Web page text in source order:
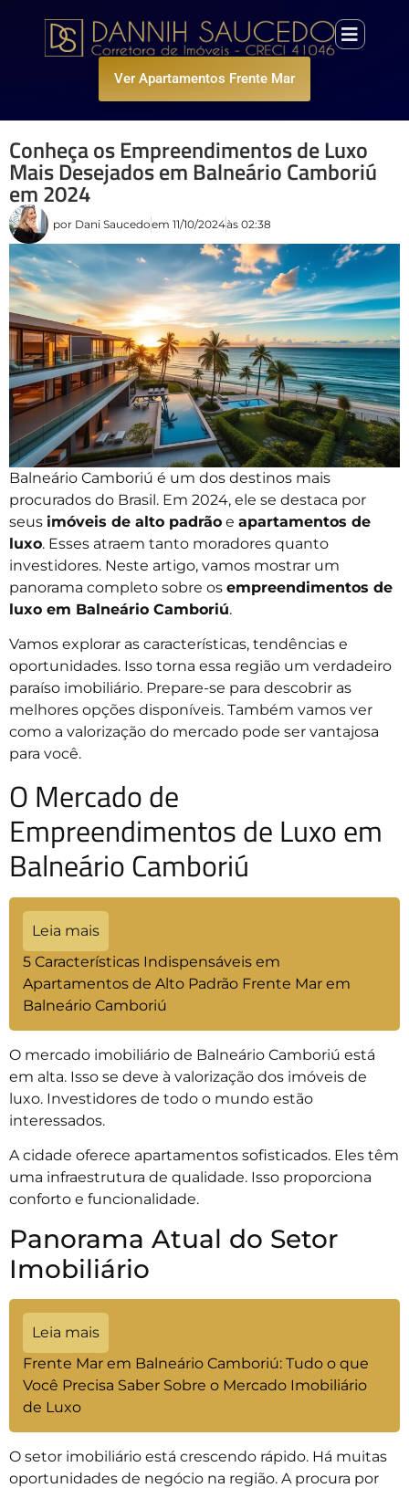
Ver Apartamentos Frente Mar
Conheça os Empreendimentos de Luxo
Mais Desejados em Balneário Camboriú
em 2024
por Dani Saucedoem 11/10/2024às 02:38
Balneário Camboriú é um dos destinos mais
procurados do Brasil. Em 2024, ele se destaca por
seus imóveis de alto padrão e apartamentos de
luxo. Esses atraem tanto moradores quanto
investidores. Neste artigo, vamos mostrar um
panorama completo sobre os empreendimentos de
luxo em Balneário Camboriú.
Vamos explorar as características, tendências e
oportunidades. Isso torna essa região um verdadeiro
paraíso imobiliário. Prepare-se para descobrir as
melhores opções disponíveis. Também vamos ver
como a valorização do mercado pode ser vantajosa
para você.
O Mercado de
Empreendimentos de Luxo em
Balneário Camboriú
Leia mais
5 Características Indispensáveis em
Apartamentos de Alto Padrão Frente Mar em
Balneário Camboriú
O mercado imobiliário de Balneário Camboriú está
em alta. Isso se deve à valorização dos imóveis de
luxo. Investidores de todo o mundo estão
interessados.
A cidade oferece apartamentos sofisticados. Eles têm
uma infraestrutura de qualidade. Isso proporciona
conforto e funcionalidade.
Panorama Atual do Setor
Imobiliário
Leia mais
Frente Mar em Balneário Camboriú: Tudo o que
Você Precisa Saber Sobre o Mercado Imobiliário
de Luxo
O setor imobiliário está crescendo rápido. Há muitas
oportunidades de negócio na região. A procura por